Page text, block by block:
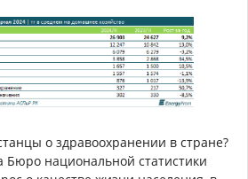
о здравоохранении в стране?
Бюро национальной статистики